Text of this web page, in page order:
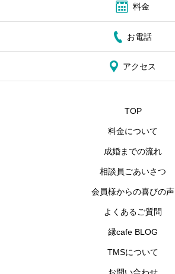
料金
お電話
アクセス
TOP
料金について
成婚までの流れ
相談員ごあいさつ
会員様からの喜びの声
よくあるご質問
縁cafe BLOG
TMSについて